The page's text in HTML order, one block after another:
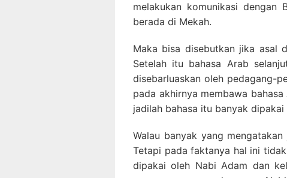
melakukan komunikasi dengan
berada di Mekah.
Maka bisa disebutkan jika asal
Setelah itu bahasa Arab
disebarluaskan oleh pedagang-
pada akhirnya membawa
jadilah bahasa itu banyak
Walau banyak yang
Tetapi pada faktanya hal ini
dipakai oleh Nabi Adam dan